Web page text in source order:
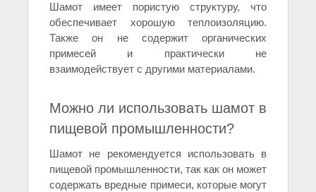
Шамот имеет пористую структуру, что
обеспечивает хорошую теплоизоляцию.
Также он не содержит органических
примесей и практически не
взаимодействует с другими материалами.
Можно ли использовать шамот в
пищевой промышленности?
Шамот не рекомендуется использовать в
пищевой промышленности, так как он может
содержать вредные примеси, которые могут